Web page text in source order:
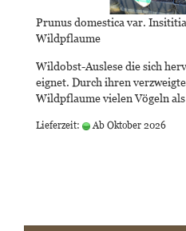
Prunus domestica var.
Wildpflaume
Wildobst-Auslese die sich
eignet. Durch ihren
Wildpflaume vielen Vögeln
Lieferzeit: Ab Oktober 2026